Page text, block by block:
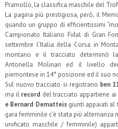
Pramollo, la classifica maschile del
La pagina più prestigiosa, però, il
quando un gruppo di efficientissimi
Campionato Italiano Fidal di Gran
settembre l’Italia della Corsa in
montano e il tracciato determinò
Antonella Molinari ed il livello
piemontese in 14° posizione ed il suo
Sul nuovo tracciato si registrano ben
ma il record del tracciato appartiene ai
e Bernard Dematteisgiunti appaiati al
gara femminile c’è stata più
unificato maschile / femminile)